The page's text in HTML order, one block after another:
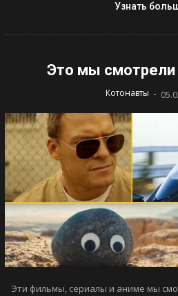
Узнать
Это мы смотрели
Котонавты -
Эти фильмы, сериалы и аниме мы